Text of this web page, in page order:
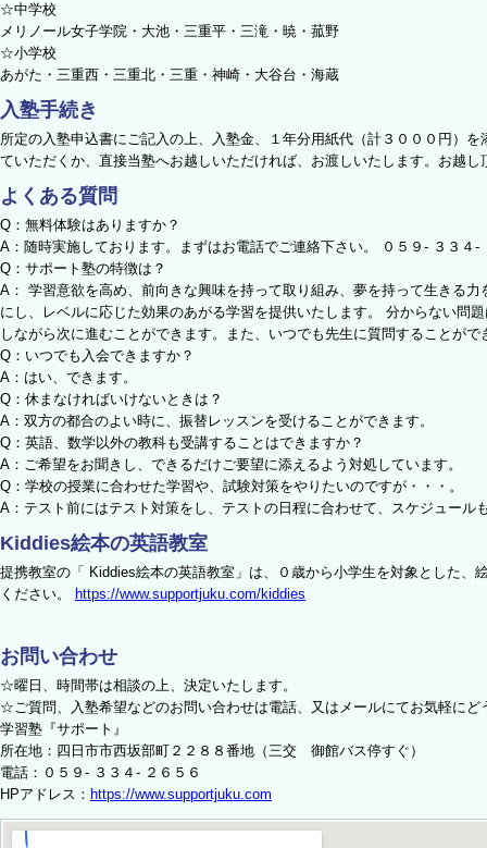
☆中学校
メリノール女子学院・大池・三重平・三滝・暁・菰野
☆小学校
あがた・三重西・三重北・三重・神崎・大谷台・海蔵
入塾手続き
所定の入塾申込書にご記入の上、入塾金、１年分用紙代（計３０００円）
ていただくか、直接当塾へお越しいただければ、お渡しいたします。お越
よくある質問
Q：無料体験はありますか？
A：随時実施しております。まずはお電話でご連絡下さい。 ０５９- ３３４-
Q：サポート塾の特徴は？
A： 学習意欲を高め、前向きな興味を持って取り組み、夢を持って生きる
にし、レベルに応じた効果のあがる学習を提供いたします。 分からない問
しながら次に進むことができます。また、いつでも先生に質問することが
Q：いつでも入会できますか？
A：はい、できます。
Q：休まなければいけないときは？
A：双方の都合のよい時に、振替レッスンを受けることができます。
Q：英語、数学以外の教科も受講することはできますか？
A：ご希望をお聞きし、できるだけご要望に添えるよう対処しています。
Q：学校の授業に合わせた学習や、試験対策をやりたいのですが・・・。
A：テスト前にはテスト対策をし、テストの日程に合わせて、スケジュール
Kiddies絵本の英語教室
提携教室の 「 Kiddies絵本の英語教室」 は、０歳から小学生を対象とした、
ください。
https://www.supportjuku.com/kiddies
お問い合わせ
☆曜日、時間帯は相談の上、決定いたします。
☆ご質問、入塾希望などのお問い合わせは電話、又はメールにてお気軽にど
学習塾『サポート』
所在地：四日市市西坂部町２２８８番地（三交 御館バス停すぐ）
電話：０５９- ３３４- ２６５６
HPアドレス： https://www.supportjuku.com